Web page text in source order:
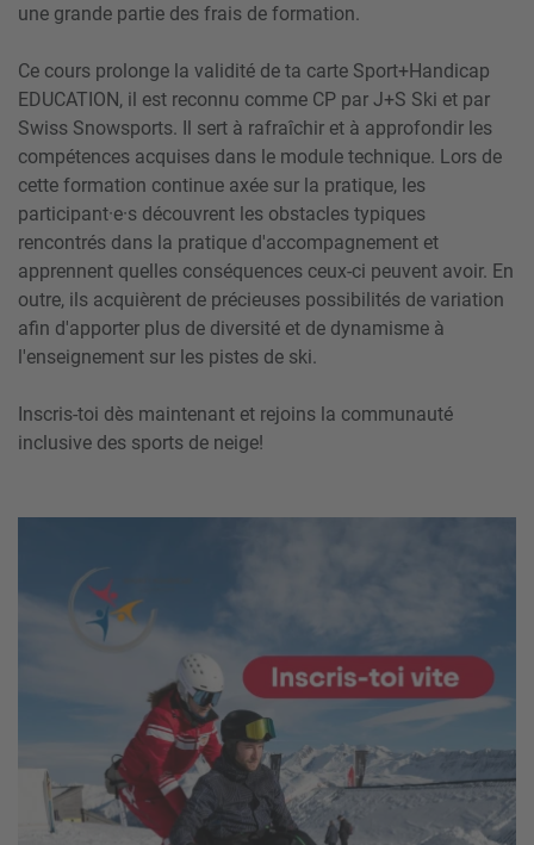
une grande partie des frais de formation.
Ce cours prolonge la validité de ta carte Sport+Handicap
EDUCATION, il est reconnu comme CP par J+S Ski et par
Swiss Snowsports. Il sert à rafraîchir et à approfondir les
compétences acquises dans le module technique. Lors de
cette formation continue axée sur la pratique, les
participant·e·s découvrent les obstacles typiques
rencontrés dans la pratique d'accompagnement et
apprennent quelles conséquences ceux-ci peuvent avoir. En
outre, ils acquièrent de précieuses possibilités de variation
afin d'apporter plus de diversité et de dynamisme à
l'enseignement sur les pistes de ski.
Inscris-toi dès maintenant et rejoins la communauté
inclusive des sports de neige!